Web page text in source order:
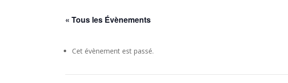
« Tous les Évènements
Cet évènement est passé.